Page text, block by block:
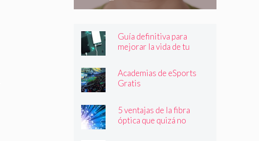
e incluso sin
hacer nada
Guía definitiva para
mejorar la vida de tu
Academias de eSports
Gratis
5 ventajas de la fibra
óptica que quizá no